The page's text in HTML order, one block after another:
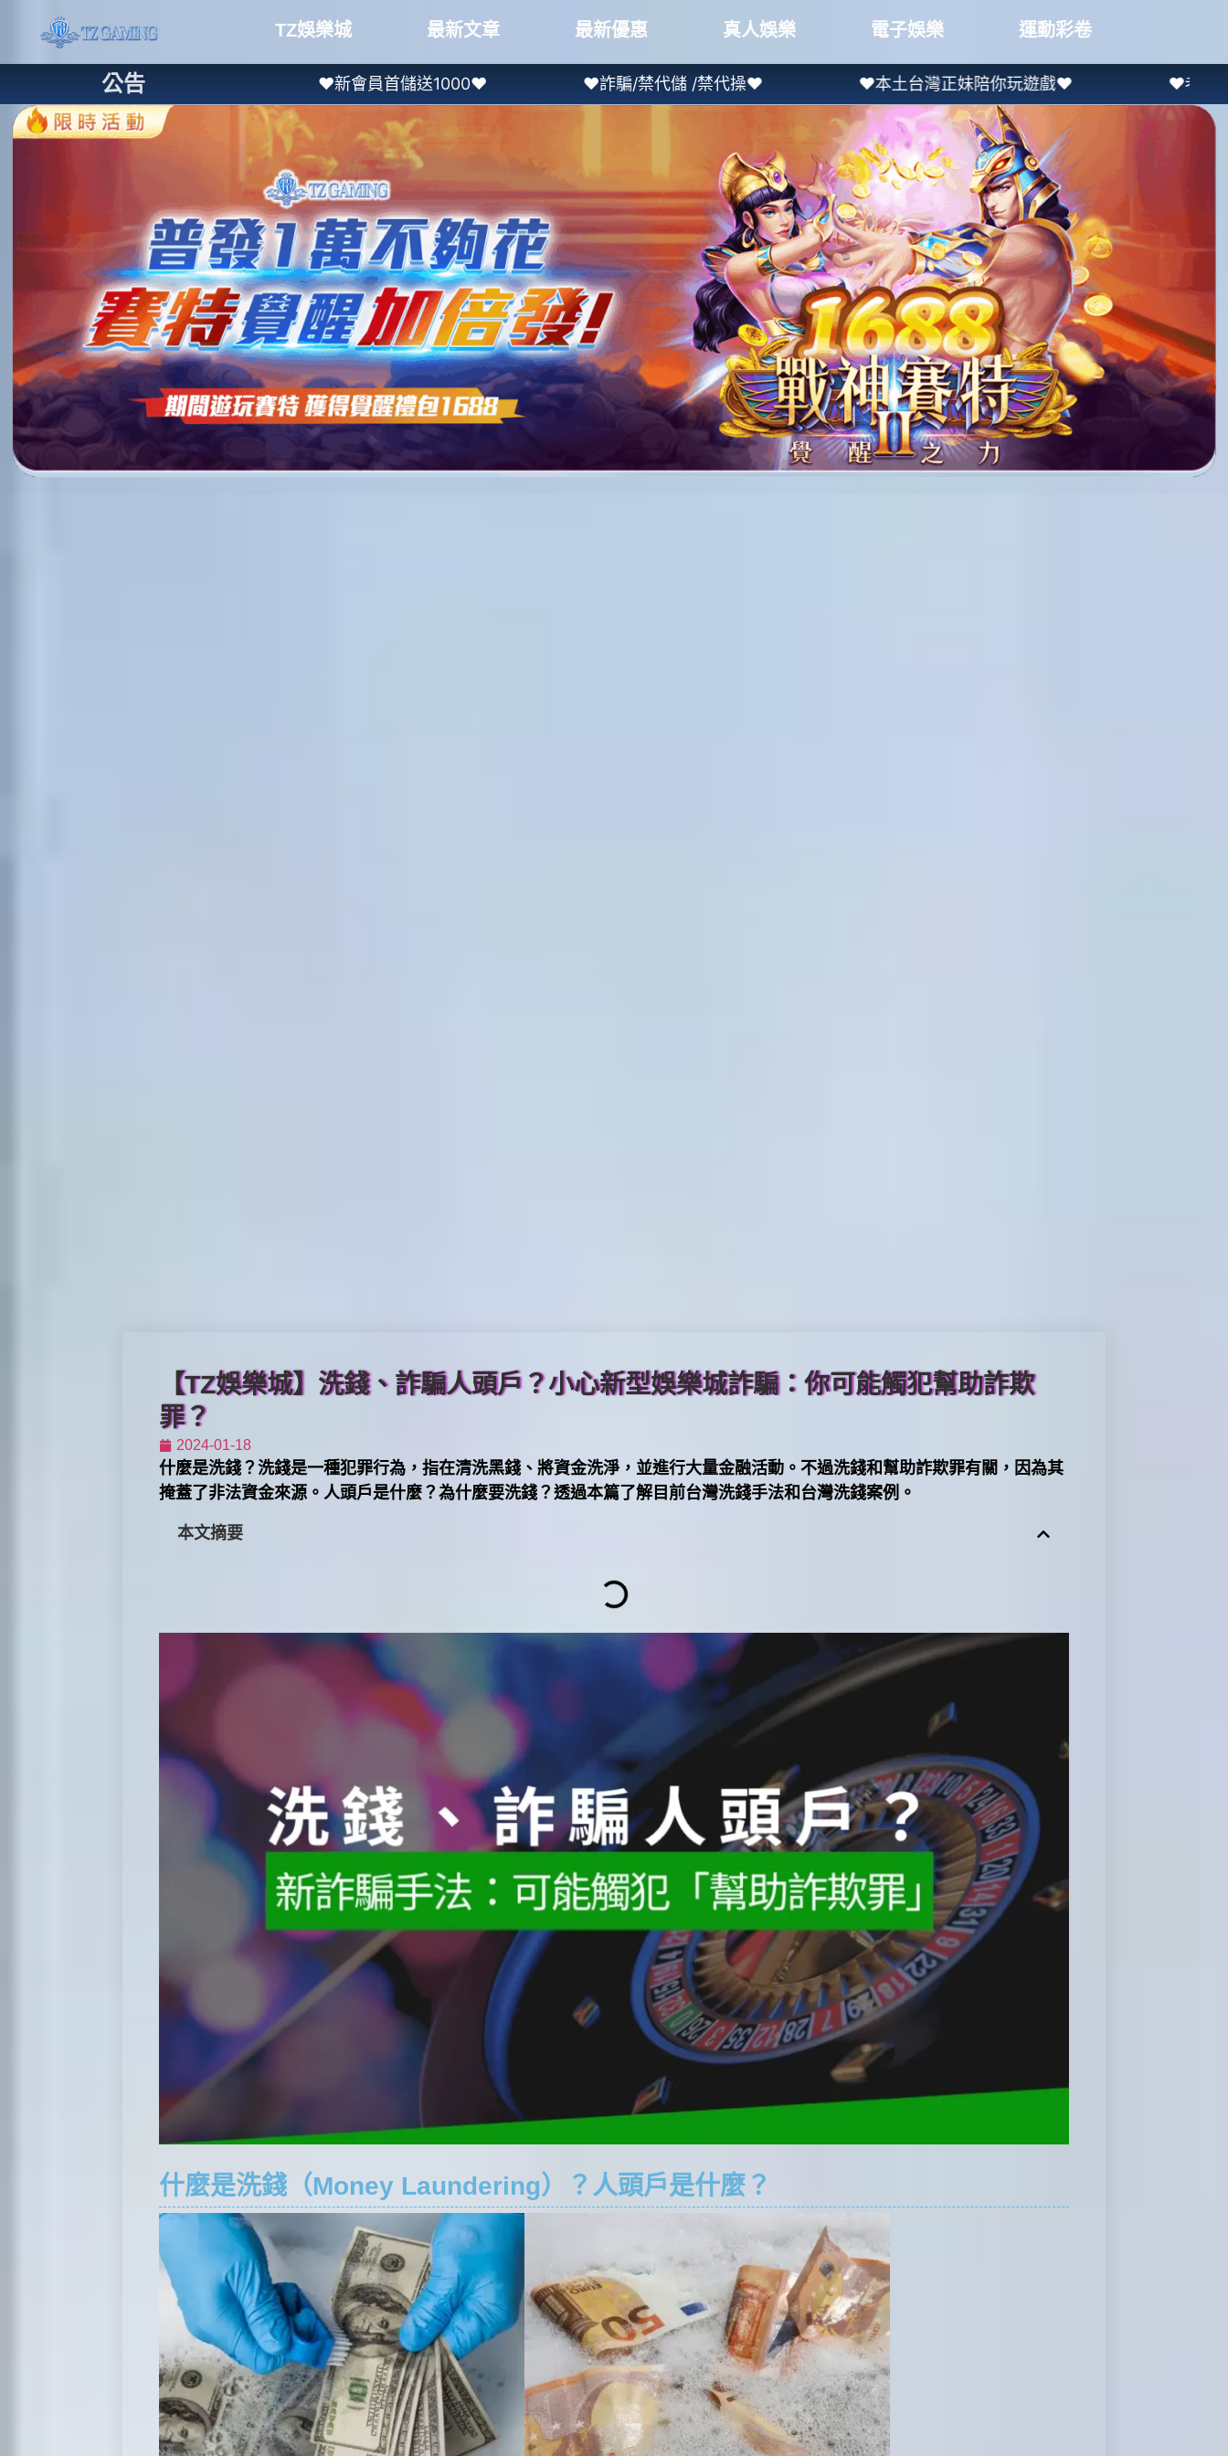
TZ娛樂城 最新文章 最新優惠 真人娛樂 電子娛樂 運動彩卷
公告 ❤新會員首儲送1000❤ ❤詐騙/禁代儲 /禁代操❤ ❤本土台灣正妹陪你玩遊戲❤ ❤老虎機進免轉最高
【TZ娛樂城】洗錢、詐騙人頭戶？小心新型娛樂城詐騙：你可能觸犯幫助詐欺
罪？
2024-01-18
什麼是洗錢？洗錢是一種犯罪行為，指在清洗黑錢、將資金洗淨，並進行大量金融活動。不過洗錢和幫助詐欺罪有關，因為其
掩蓋了非法資金來源。人頭戶是什麼？為什麼要洗錢？透過本篇了解目前台灣洗錢手法和台灣洗錢案例。
本文摘要
什麼是洗錢（Money Laundering）？人頭戶是什麼？